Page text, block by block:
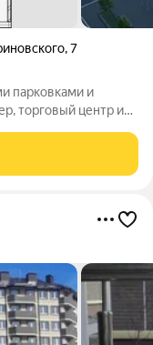
,7
парковками и
торговый центр и